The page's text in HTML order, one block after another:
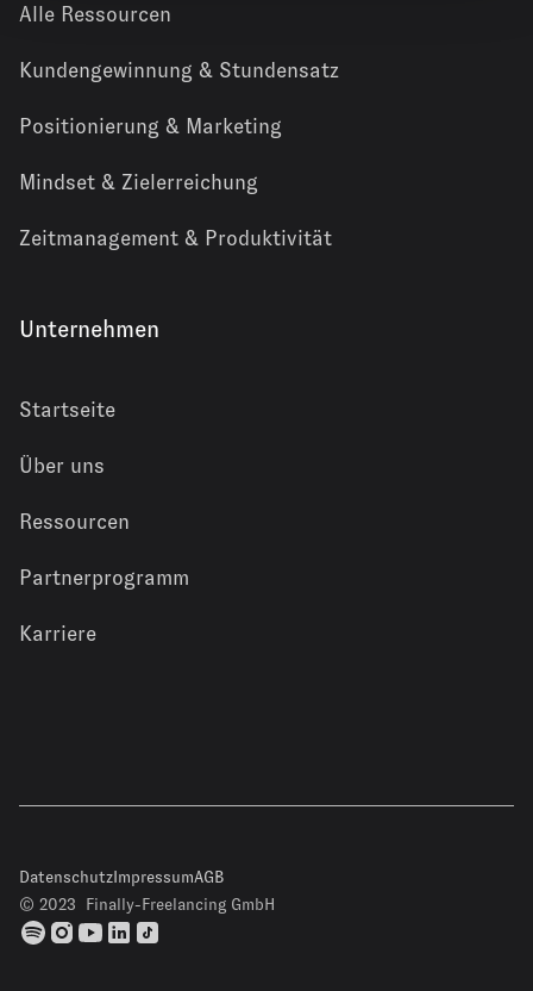
Alle Ressourcen
Kundengewinnung & Stundensatz
Positionierung & Marketing
Mindset & Zielerreichung
Zeitmanagement & Produktivität
Unternehmen
Startseite
Über uns
Ressourcen
Partnerprogramm
Karriere
© 2023 Finally-Freelancing GmbH
DatenschutzImpressumAGB